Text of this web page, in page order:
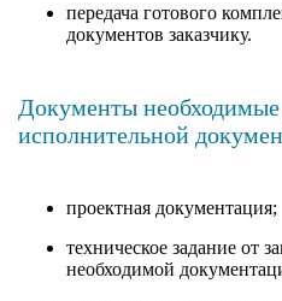
передача готового
документов заказчику.
Документы необходимые
исполнительной
проектная документация;
техническое задание от
необходимой